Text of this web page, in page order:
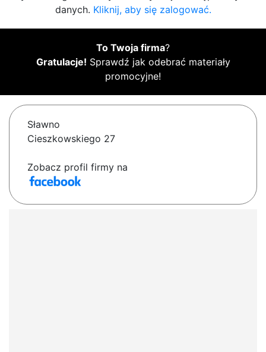
danych. Kliknij, aby się zalogować.
To Twoja firma?
Gratulacje! Sprawdź jak odebrać materiały
promocyjne!
Sławno
Cieszkowskiego 27
Zobacz profil firmy na